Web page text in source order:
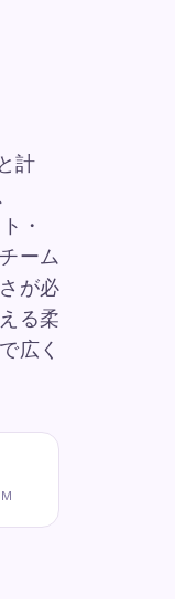
計
・
ーム
が必
る柔
広く